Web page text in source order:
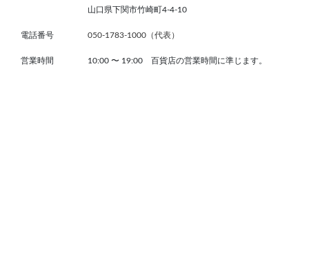
山口県下関市竹崎町4-4-10
電話番号 050-1783-1000（代表）
営業時間 10:00 〜 19:00 百貨店の営業時間に準じます。